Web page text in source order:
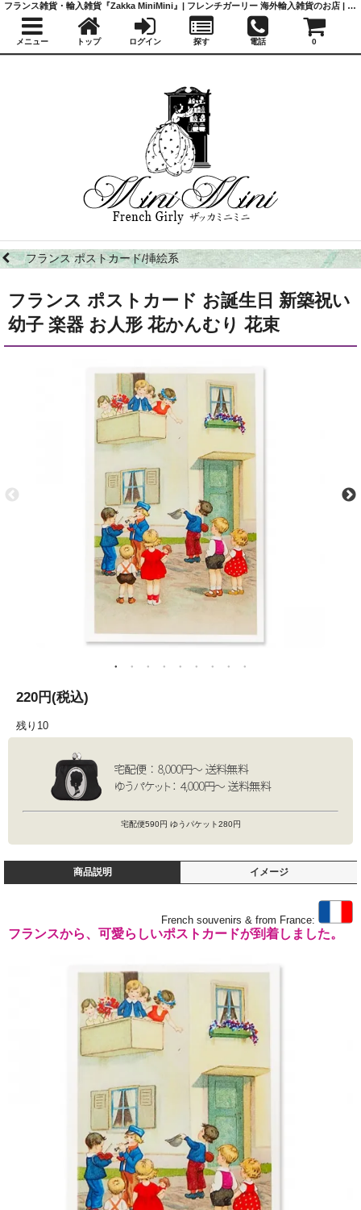
フランス ポストカード/挿絵系
フランス ポストカード お誕生日 新築祝い
幼子 楽器 お人形 花かんむり 花束
220円(税込)
残り10
宅配便590円 ゆうパケット280円
商品説明 イメージ
French souvenirs & from France:
フランスから、可愛らしいポストカードが到着しました。
フランス雑貨・輸入雑貨『Zakka MiniMini』| フレンチガーリー 海外輸入雑貨のお店 | かわいい雑貨 | 蚤の市 | アンティーク
メニュー トップ ログイン 探す 電話 0